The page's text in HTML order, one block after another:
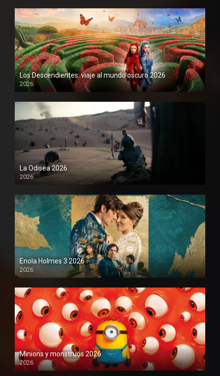
Los Descendientes: viaje al mundo oscuro 2026
2026
1080P
La Odisea 2026
2026
1080P
Enola Holmes 3 2026
2026
1080P
Minions y monstruos 2026
2026
1080P